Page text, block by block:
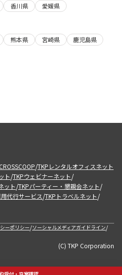
受付・空室確認
香川県
愛媛県
熊本県 宮崎県
鹿児島県
/TKPレンタルオフィスネット
ト/TKPウェビナーネット/
ット/TKPパーティー・懇親会ネット/
代行サービス/TKPトラベルネット/
ーポリシー/ソーシャルメディアガイドライン/
(C) TKP Corporation